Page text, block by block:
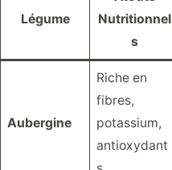
Légume
Nutritionnel
s
Aubergine
Riche en
fibres,
potassium,
antioxydant